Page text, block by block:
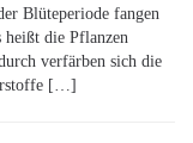
Blüteperiode fangen
heißt die Pflanzen
verfärben sich die
[…]